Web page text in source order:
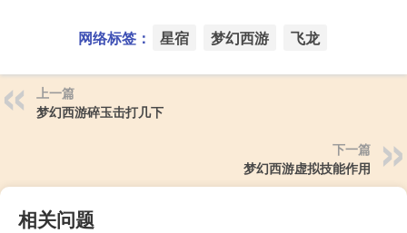
网络标签： 星宿 梦幻西游 飞龙
上一篇
梦幻西游碎玉击打几下
下一篇
梦幻西游虚拟技能作用
相关问题